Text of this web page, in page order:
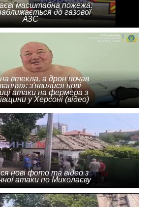
масштабна пожежа:
до газової
АЗС
втекла, а дрон почав
з'явилися нові
атаки на фермера з
у Херсоні (відео)
нові фото та відео з
атаки по Миколаєву